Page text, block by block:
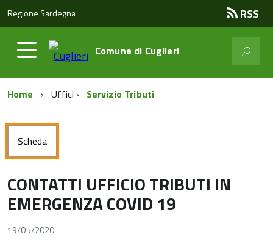
Regione Sardegna RSS
Comune di Cuglieri
Home Uffici Servizio Tributi
Scheda
CONTATTI UFFICIO TRIBUTI IN
EMERGENZA COVID 19
19/05/2020